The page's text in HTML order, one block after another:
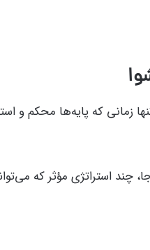
که پایه‌ها محکم و
چند استراتژی مؤثر که